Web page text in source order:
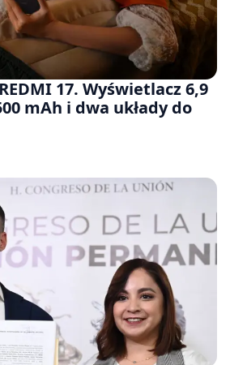
17. Wyświetlacz 6,9
mAh i dwa układy do